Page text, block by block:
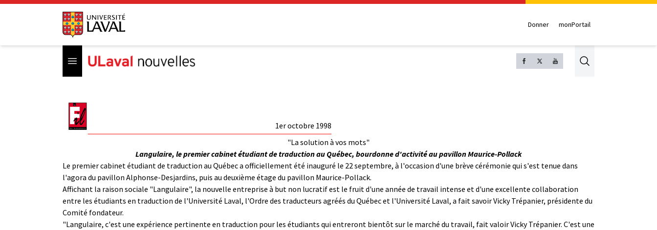
Donner monPortail
Open menu Search
1er octobre 1998
"La solution à vos mots"
Langulaire, le premier cabinet étudiant de traduction au Québec, bourdonne d'activité au pavillon Maurice-Pollack
Le premier cabinet étudiant de traduction au Québec a officiellement été inauguré le 22 septembre, à l'occasion d'une brève cérémonie qui s'est tenue dans
l'agora du pavillon Alphonse-Desjardins, puis au deuxième étage du pavillon Maurice-Pollack.
Affichant la raison sociale "Langulaire", la nouvelle entreprise à but non lucratif est le fruit d'une année de travail intense et d'une excellente collaboration
entre les étudiants en traduction de l'Université Laval, l'Ordre des traducteurs agréés du Québec et l'Université Laval, a fait savoir Vicky Trépanier, présidente du
Comité fondateur.
"Langulaire, c'est une expérience pertinente en traduction pour les étudiants qui entreront bientôt sur le marché du travail, fait valoir Vicky Trépanier. C'est une